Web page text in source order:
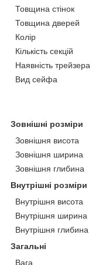
Товщина стінок
Товщина дверей
Колір
Кількість секцій
Наявність трейзера
Вид сейфа
Зовнішні розміри
Зовнішня висота
Зовнішня ширина
Зовнішня глибина
Внутрішні розміри
Внутрішня висота
Внутрішня ширина
Внутрішня глибина
Загальні
Вага